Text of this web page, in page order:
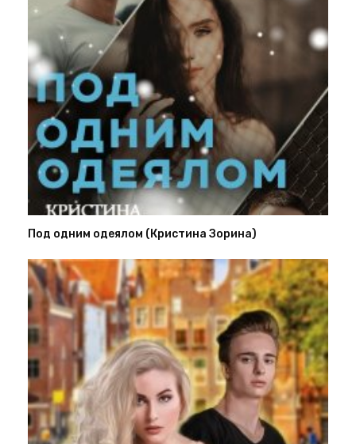
Под одним одеялом (Кристина Зорина)